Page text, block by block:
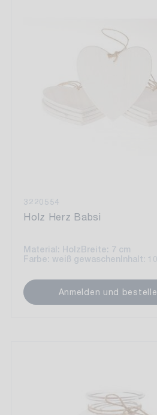
3220554
Holz Herz Babsi
Material: Holz Breite: 7 cm
Farbe: weiß gewaschen Inhalt:
Anmelden und